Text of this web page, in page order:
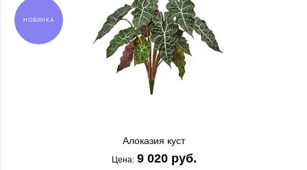
НОВИНКА
Алоказия куст
Цена: 9 020 руб.